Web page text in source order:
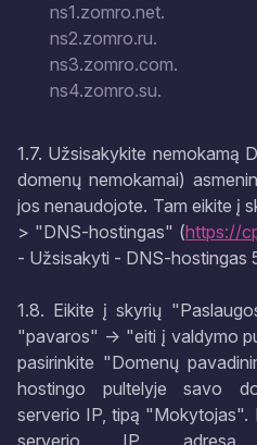
ns1.zomro.net.
ns2.zomro.ru.
ns3.zomro.com.
ns4.zomro.su.
1.7. Užsisakykite nemokamą
domenų nemokamai)
jos nenaudojote. Tam eikite į
> "DNS-hostingas" (https://
- Užsisakyti - DNS-hostingas
1.8. Eikite į skyrių
"pavaros" -> "eiti į valdymo
pasirinkite "Domenų
hostingo pultelyje savo
serverio IP, tipą "Mokytojas".
serverio IP